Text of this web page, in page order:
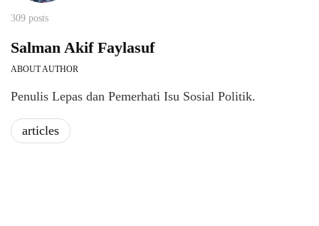
309 posts
Salman Akif Faylasuf
ABOUT AUTHOR
Penulis Lepas dan Pemerhati Isu Sosial Politik.
articles